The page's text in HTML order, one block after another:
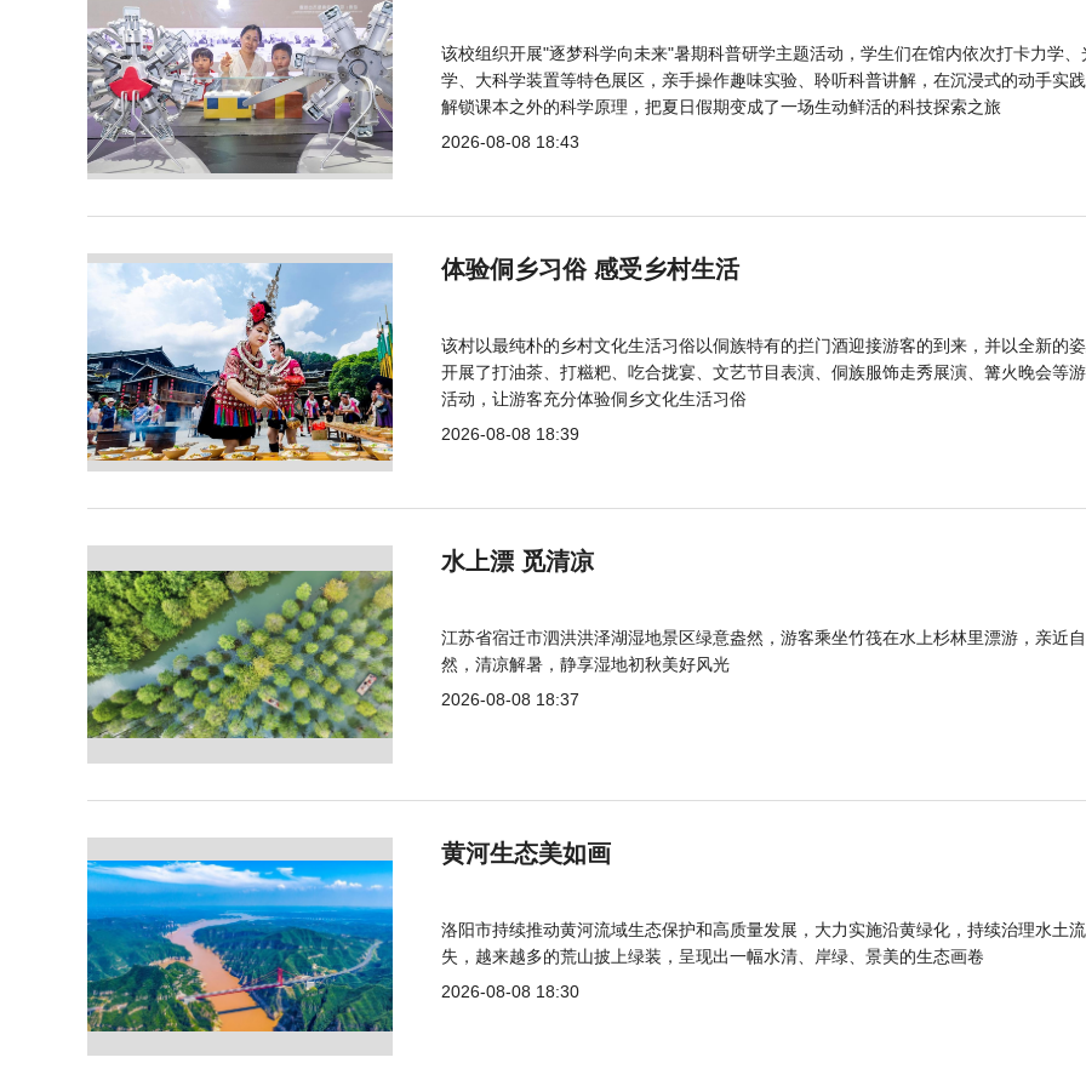
该校组织开展"逐梦科学向未来"暑期科普研学主题活动，学生们在馆内依次打卡力学、
学、大科学装置等特色展区，亲手操作趣味实验、聆听科普讲解，在沉浸式的动手实
解锁课本之外的科学原理，把夏日假期变成了一场生动鲜活的科技探索之旅
2026-08-08 18:43
体验侗乡习俗 感受乡村生活
该村以最纯朴的乡村文化生活习俗以侗族特有的拦门酒迎接游客的到来，并以全新的
开展了打油茶、打糍粑、吃合拢宴、文艺节目表演、侗族服饰走秀展演、篝火晚会等
活动，让游客充分体验侗乡文化生活习俗
2026-08-08 18:39
水上漂 觅清凉
江苏省宿迁市泗洪洪泽湖湿地景区绿意盎然，游客乘坐竹筏在水上杉林里漂游，亲近自
然，清凉解暑，静享湿地初秋美好风光
2026-08-08 18:37
黄河生态美如画
洛阳市持续推动黄河流域生态保护和高质量发展，大力实施沿黄绿化，持续治理水土流
失，越来越多的荒山披上绿装，呈现出一幅水清、岸绿、景美的生态画卷
2026-08-08 18:30